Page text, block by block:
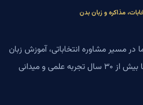
مذاکره و زبان بدن
در مسیر مشاوره انتخاباتی، آموزش زبان
بدن، فنون مذاکره و برندسازی شخصی با بیش از ۳۰ سال تجربه علمی و میدانی